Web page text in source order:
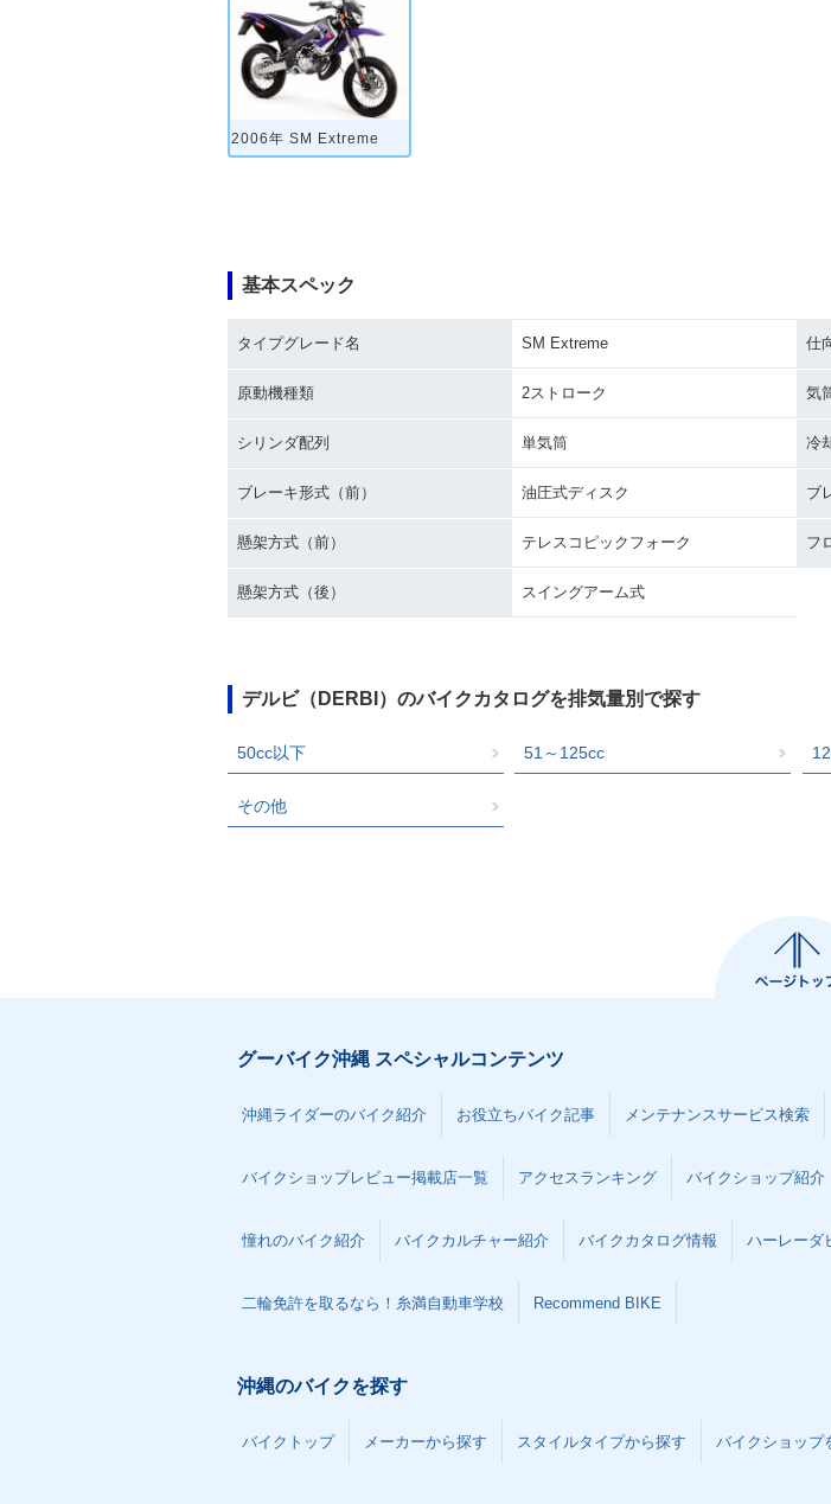
2006年 SM Extreme
基本スペック
タイプグレード名 SM Extreme 仕
原動機種類 2ストローク 気
シリンダ配列 単気筒 冷
ブレーキ形式（前） 油圧式ディスク ブ
懸架方式（前） テレスコピックフォーク フ
懸架方式（後） スイングアーム式
デルビ（DERBI）のバイクカタログを排気量別で探す
50cc以下 51～125cc
その他
グーバイク沖縄 スペシャルコンテンツ
沖縄ライダーのバイク紹介 お役立ちバイク記事 メンテナンスサービス検索
バイクショップレビュー掲載店一覧 アクセスランキング バイクショップ紹介
憧れのバイク紹介 バイクカルチャー紹介 バイクカタログ情報 ハーレーダ
二輪免許を取るなら！糸満自動車学校 Recommend BIKE
沖縄のバイクを探す
バイクトップ メーカーから探す スタイルタイプから探す バイクショップ